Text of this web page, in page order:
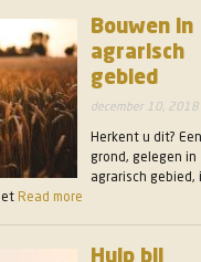
Bouwen in
agrarisch
gebied
december 10, 2018
Herkent u dit?
grond, gelegen in
agrarisch gebied,
Read more
Hulp bij